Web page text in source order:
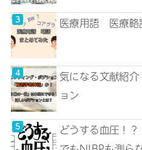
医療用語 医療
気になる文献紹
ョン
どうする血圧！